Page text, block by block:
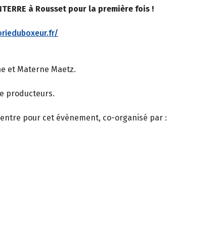
à Rousset pour la première fois !
et Materne Maetz.
producteurs.
pour cet évènement, co-organisé par :